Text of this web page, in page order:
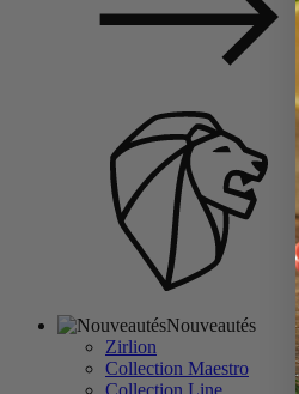
Nouveautés
Zirlion
Collection Maestro